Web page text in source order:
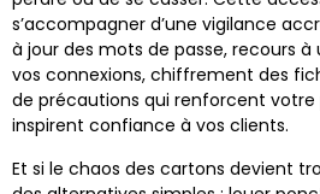
s’accompagner d’une vigilance
à jour des mots de passe, recours à
vos connexions, chiffrement des
de précautions qui renforcent
inspirent confiance à vos clients.
Et si le chaos des cartons devient